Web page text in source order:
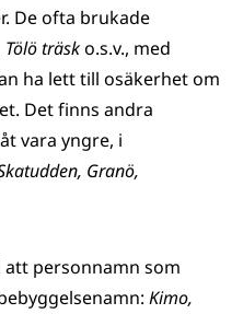
De ofta brukade
Tölö träsko.s.v., med
ha lett till osäkerhet om
Det finns andra
vara yngre, i
Granö,
att personnamn som
Kimo,